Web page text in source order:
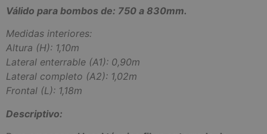
Válido para bombos de: 750 a 830mm.
Medidas interiores:
Altura (H): 1,10m
Lateral enterrable (A1): 0,90m
Lateral completo (A2): 1,02m
Frontal (L): 1,18m
Descriptivo: